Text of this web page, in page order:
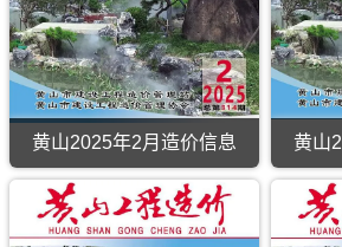
黄山2025年2月造价信息 黄山